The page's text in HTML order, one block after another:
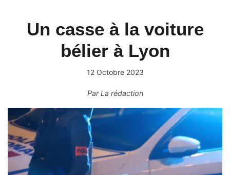
Un casse à la voiture
bélier à Lyon
12 Octobre 2023
ParLa rédaction